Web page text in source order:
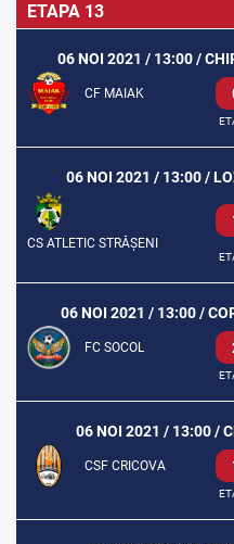
ETAPA 13
06 NOI 2021 / 13:00 /
CF MAIAK
06 NOI 2021 / 13:00 /
CS ATLETIC STRĂȘENI
06 NOI 2021 / 13:00 /
FC SOCOL
06 NOI 2021 / 13:00 /
CSF CRICOVA